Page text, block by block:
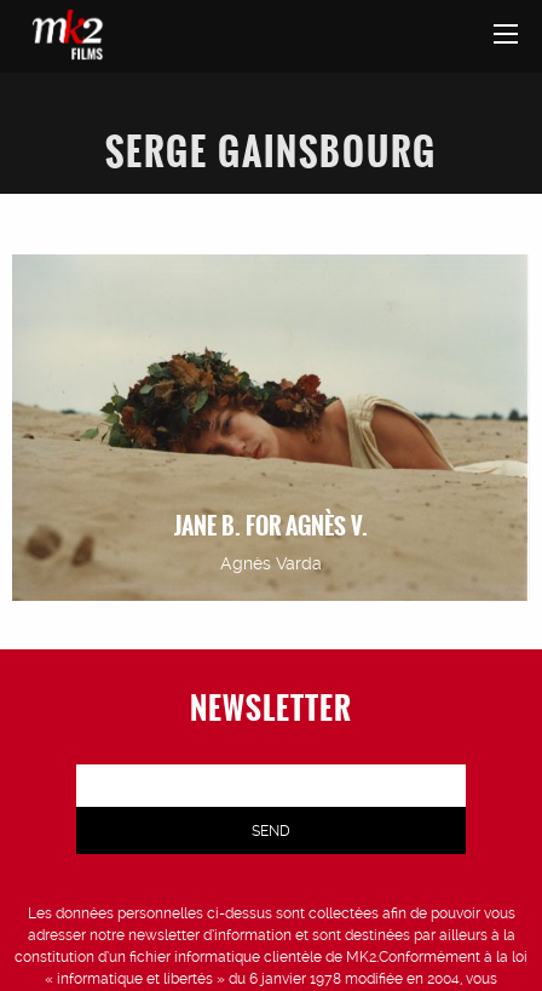
SERGE GAINSBOURG
JANE B. FOR AGNÈS V.
Agnès Varda
NEWSLETTER
Les données personnelles ci-dessus sont collectées afin de pouvoir vous
adresser notre newsletter d’information et sont destinées par ailleurs à la
constitution d’un fichier informatique clientèle de MK2.Conformément à la loi
« informatique et libertés » du 6 janvier 1978 modifiée en 2004, vous